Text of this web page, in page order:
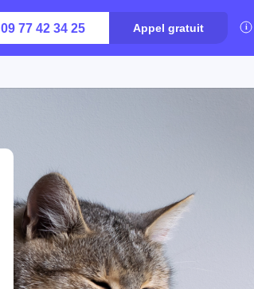
09 77 42 34 25 Appel gratuit